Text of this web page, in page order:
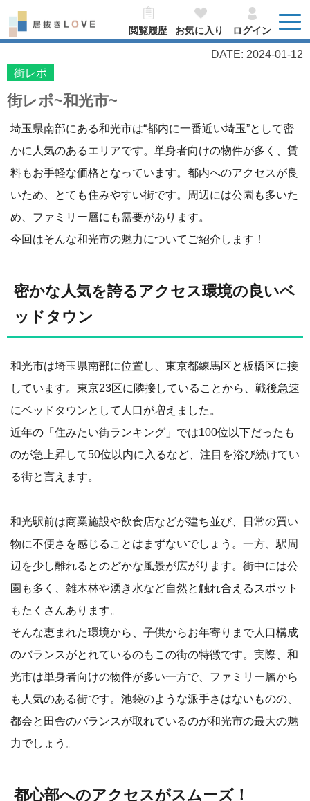
閲覧履歴 お気に入り ログイン
DATE: 2024-01-12
街レポ
街レポ~和光市~
埼玉県南部にある和光市は“都内に一番近い埼玉”として密
かに人気のあるエリアです。単身者向けの物件が多く、賃
料もお手軽な価格となっています。都内へのアクセスが良
いため、とても住みやすい街です。周辺には公園も多いた
め、ファミリー層にも需要があります。
今回はそんな和光市の魅力についてご紹介します！
密かな人気を誇るアクセス環境の良いベ
ッドタウン
和光市は埼玉県南部に位置し、東京都練馬区と板橋区に接
しています。東京23区に隣接していることから、戦後急速
にベッドタウンとして人口が増えました。
近年の「住みたい街ランキング」では100位以下だったも
のが急上昇して50位以内に入るなど、注目を浴び続けてい
る街と言えます。
和光駅前は商業施設や飲食店などが建ち並び、日常の買い
物に不便さを感じることはまずないでしょう。一方、駅周
辺を少し離れるとのどかな風景が広がります。街中には公
園も多く、雑木林や湧き水など自然と触れ合えるスポット
もたくさんあります。
そんな恵まれた環境から、子供からお年寄りまで人口構成
のバランスがとれているのもこの街の特徴です。実際、和
光市は単身者向けの物件が多い一方で、ファミリー層から
も人気のある街です。池袋のような派手さはないものの、
都会と田舎のバランスが取れているのが和光市の最大の魅
力でしょう。
都心部へのアクセスがスムーズ！